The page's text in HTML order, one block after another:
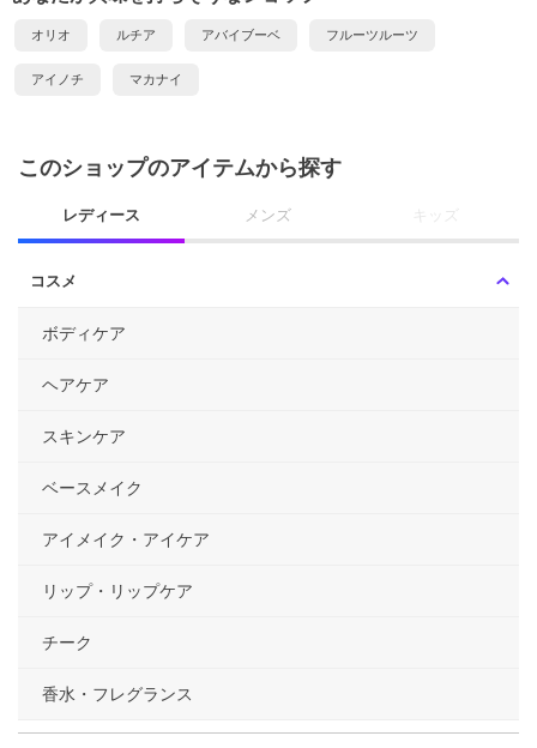
オリオ ルチア アバイブーベ フルーツルーツ
アイノチ マカナイ
このショップのアイテムから探す
レディース メンズ キッズ
コスメ
ボディケア
ヘアケア
スキンケア
ベースメイク
アイメイク・アイケア
リップ・リップケア
チーク
香水・フレグランス